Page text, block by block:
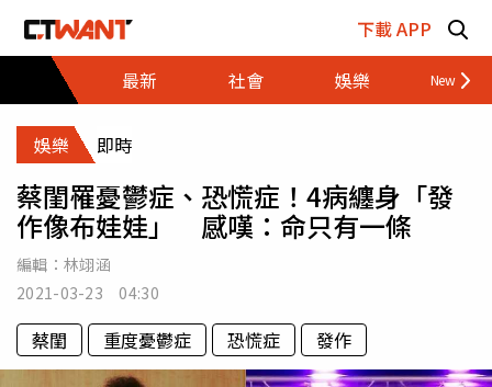
下載 APP
最新
社會 娛樂 財經
娛樂 即時
蔡閨罹憂鬱症、恐慌症！4病纏身「發
作像布娃娃」 感嘆：命只有一條
編輯： 林翊涵
2021-03-23 04:30
蔡閨 重度憂鬱症 恐慌症 發作